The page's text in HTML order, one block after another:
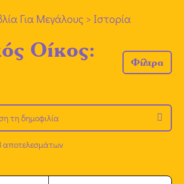
Για Μεγάλους > Ιστορία
Οίκος:
Φίλτρα
αποτελεσμάτων